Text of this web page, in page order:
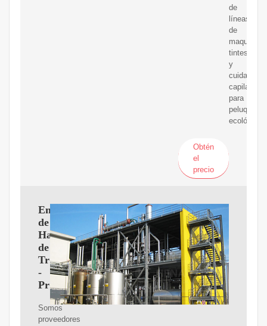
de
líneas
de
maquillaje,
tintes
y
cuidado
capilar
para
Obtén
el
precio
Empresas
de
Harina
de
Trigo
-
Proveedores
Somos
proveedores